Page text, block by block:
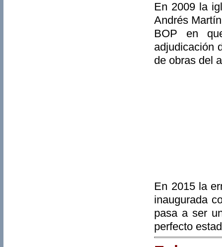
En 2009 la
Andrés
BOP en
adjudicación
de obras del
En 2015 la
inaugurada
pasa a ser
perfecto